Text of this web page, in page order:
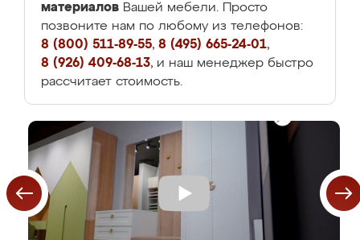
материалов Вашей мебели. Просто
позвоните нам по любому из телефонов:
8 (800) 511-89-55, 8 (495) 665-24-01,
8 (926) 409-68-13, и наш менеджер быстро
рассчитает стоимость.